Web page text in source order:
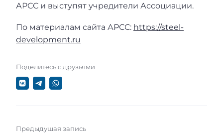
АРСС и выступят учредители Ассоциации.
По материалам сайта АРСС: https://steel-
development.ru
Поделитесь с друзьями
Предыдущая запись